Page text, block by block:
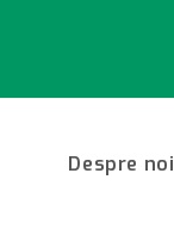
Despre noi